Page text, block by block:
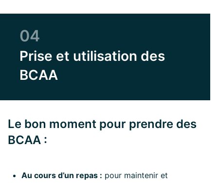
04
Prise et utilisation des
BCAA
Le bon moment pour prendre des
BCAA :
Au cours d’un repas : pour maintenir et